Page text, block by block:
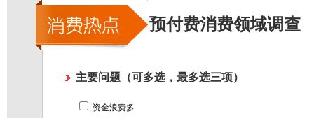
预付费消费领域调查
主要问题（可多选，最多选三项）
资金浪费多